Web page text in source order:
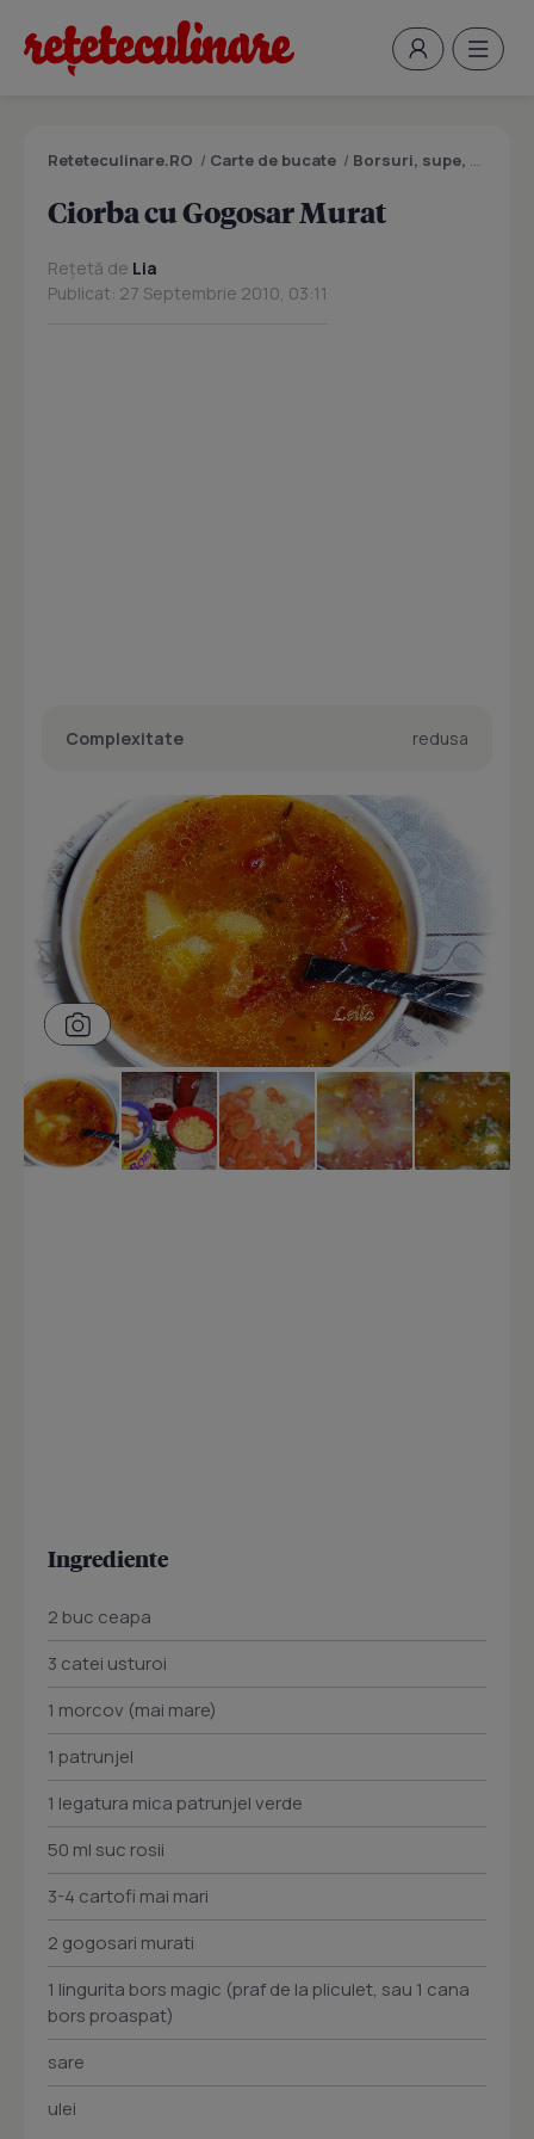
Reteteculinare.RO / Carte de bucate / Borsuri, supe, ciorbe
Ciorba cu Gogosar Murat
Rețetă de Lia
Publicat: 27 Septembrie 2010, 03:11
Complexitate redusa
Ingrediente
2 buc ceapa
3 catei usturoi
1 morcov (mai mare)
1 patrunjel
1 legatura mica patrunjel verde
50 ml suc rosii
3-4 cartofi mai mari
2 gogosari murati
1 lingurita bors magic (praf de la pliculet, sau 1 cana
bors proaspat)
sare
ulei